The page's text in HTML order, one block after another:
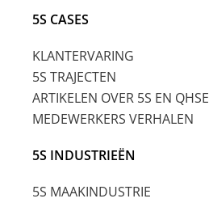
5S CASES
KLANTERVARING
5S TRAJECTEN
ARTIKELEN OVER 5S EN QHSE
MEDEWERKERS VERHALEN
5S INDUSTRIEËN
5S MAAKINDUSTRIE